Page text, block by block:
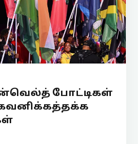
போட்டிகள்
கவனிக்கத்தக்க